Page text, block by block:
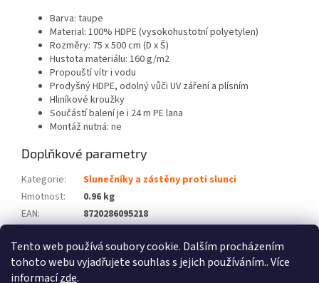
Tento web používá soubory cookie. Dalším procházením
tohoto webu vyjadřujete souhlas s jejich používáním.. Více
informacízde.
Barva: taupe
Material: 100% HDPE (vysokohustotní polyetylen)
Rozměry: 75 x 500 cm (D x Š)
Hustota materiálu: 160 g/m2
Propouští vítr i vodu
Prodyšný HDPE, odolný vůči UV záření a plísním
Hliníkové kroužky
Součástí balení je i 24 m PE lana
Montáž nutná: ne
Doplňkové parametry
Kategorie:
Slunečníky a zástěny proti slunci
Hmotnost:
0.96 kg
EAN:
8720286095218
Počet balíků: 1